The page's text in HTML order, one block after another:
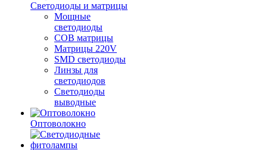
Светодиоды и матрицы
Мощные
светодиоды
COB матрицы
Матрицы 220V
SMD светодиоды
Линзы для
светодиодов
Светодиоды
выводные
Оптоволокно